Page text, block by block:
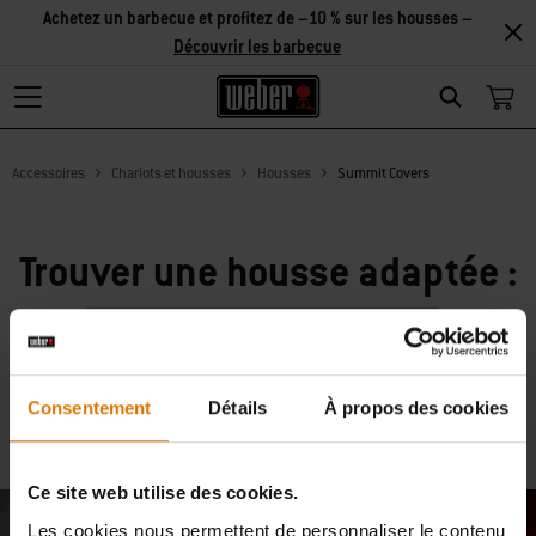
Consentement Détails À propos des cookies
Ce site web utilise des cookies.
Les cookies nous permettent de personnaliser le contenu
Search
Achetez un barbecue et profitez de –10 % sur les housses –
Découvrir les barbecue
Accessoires Chariots et housses Housses Summit Covers
Trouver une housse adaptée :
Rechercher Effacer